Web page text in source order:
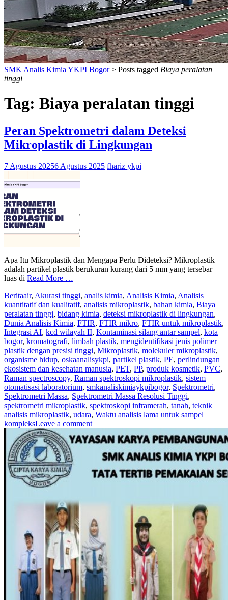
SMK Analis Kimia YKPI Bogor> Posts tagged Biaya peralatan
tinggi
Tag: Biaya peralatan tinggi
Peran Spektrometri dalam Deteksi
Mikroplastik di Lingkungan
7 Agustus 20256 Agustus 2025 fhariz ykpi
Apa Itu Mikroplastik dan Mengapa Perlu Dideteksi? Mikroplastik
adalah partikel plastik berukuran kurang dari 5 mm yang tersebar
luas di Read More …
Beritaair, Akurasi tinggi, analis kimia, Analisis Kimia, Analisis
kuantitatif dan kualitatif, analisis mikroplastik, bahan kimia, Biaya
peralatan tinggi, bidang kimia, deteksi mikroplastik di lingkungan,
Dunia Analisis Kimia, FTIR, FTIR mikro, FTIR untuk mikroplastik,
Integrasi AI, kcd wilayah II, Kontaminasi silang antar sampel, kota
bogor, kromatografi, limbah plastik, mengidentifikasi jenis polimer
plastik dengan presisi tinggi, Mikroplastik, molekuler mikroplastik,
organisme hidup, oskaanalisykpi, partikel plastik, PE, perlindungan
ekosistem dan kesehatan manusia, PET, PP, produk kosmetik, PVC,
Raman spectroscopy, Raman spektroskopi mikroplastik, sistem
otomatisasi laboratorium, smkanaliskimiaykpibogor, Spektrometri,
Spektrometri Massa, Spektrometri Massa Resolusi Tinggi,
spektrometri mikroplastik, spektroskopi inframerah, tanah, teknik
analisis mikroplastik, udara, Waktu analisis lama untuk sampel
kompleksLeave a comment